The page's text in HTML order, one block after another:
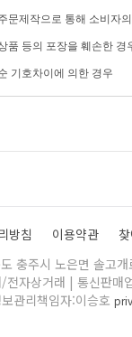
문제작으로 통해 소비자
품 등의 포장을 훼손한 경
기호차이에 의한 경우
방침 이용약관
충주시 노은면 솔고
자상거래 | 통신판매
관리책임자:이승호